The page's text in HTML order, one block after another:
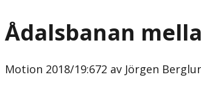
Ådalsbanan
Motion 2018/19:672 av Jörgen